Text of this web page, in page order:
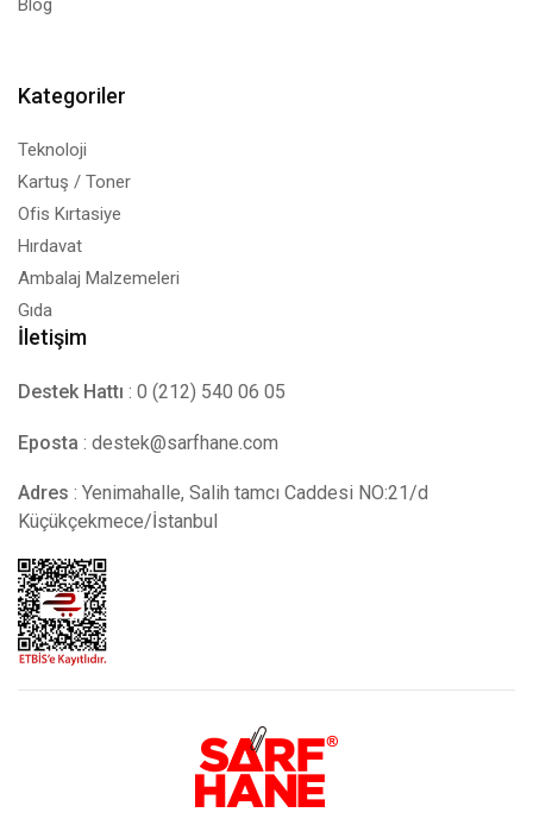
Blog
Kategoriler
Teknoloji
Kartuş / Toner
Ofis Kırtasiye
Hırdavat
Ambalaj Malzemeleri
Gıda
İletişim
Destek Hattı : 0 (212) 540 06 05
Eposta : destek@sarfhane.com
Adres : Yenimahalle, Salih tamcı Caddesi NO:21/d
Küçükçekmece/İstanbul